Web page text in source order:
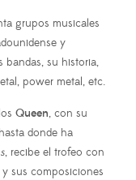
grupos musicales
y
bandas, su historia,
power metal, etc.
Queen, con su
donde ha
, recibe el trofeo con
y sus composiciones